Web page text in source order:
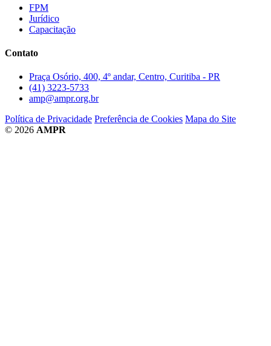
FPM
Jurídico
Capacitação
Contato
Praça Osório, 400, 4º andar, Centro, Curitiba - PR
(41) 3223-5733
amp@ampr.org.br
Política de Privacidade Preferência de Cookies Mapa do Site
© 2026 AMPR